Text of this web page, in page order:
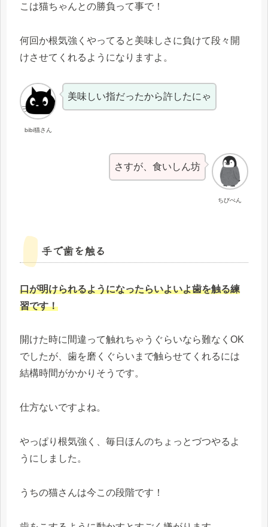
こは猫ちゃんとの勝負って事で！
何回か根気強くやってると美味しさに負けて段々開
けさせてくれるようになりますよ。
bibi猫さん
美味しい指だったから許したにゃ
ちびぺん
さすが、食いしん坊
手で歯を触る
口が明けられるようになったらいよいよ歯を触る練
習です！
開けた時に間違って触れちゃうぐらいなら難なくOK
でしたが、歯を磨くぐらいまで触らせてくれるには
結構時間がかかりそうです。
仕方ないですよね。
やっぱり根気強く、毎日ほんのちょっとづつやるよ
うにしました。
うちの猫さんは今この段階です！